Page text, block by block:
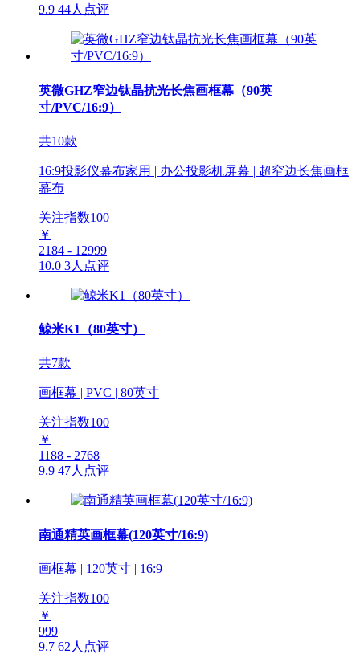
9.9 44人点评
英微GHZ窄边钛晶抗光长焦画框幕（90英
寸/PVC/16:9）
共10款
16:9投影仪幕布家用 | 办公投影机屏幕 | 超窄边长焦画框
幕布
关注指数100
￥
2184 - 12999
10.0 3人点评
鲸米K1（80英寸）
共7款
画框幕 | PVC | 80英寸
关注指数100
￥
1188 - 2768
9.9 47人点评
南通精英画框幕(120英寸/16:9)
画框幕 | 120英寸 | 16:9
关注指数100
￥
999
9.7 62人点评